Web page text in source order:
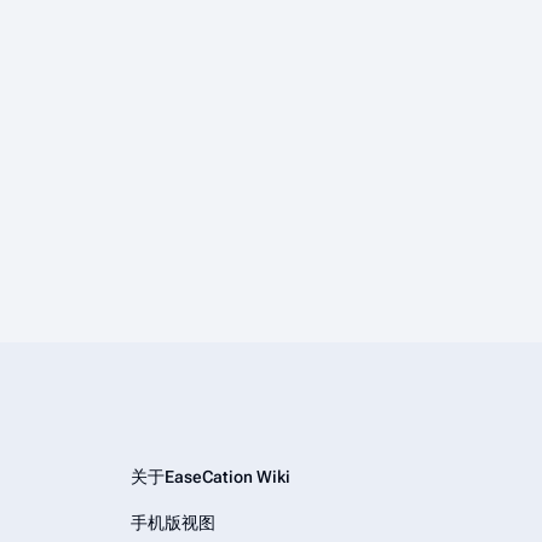
关于EaseCation Wiki
手机版视图